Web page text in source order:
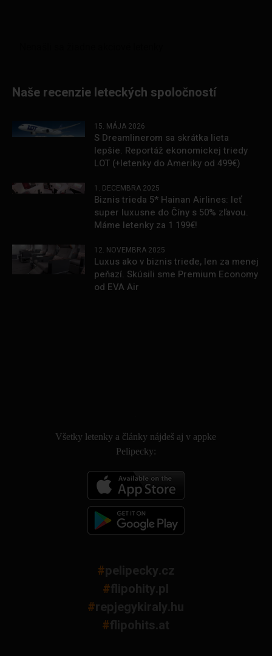
Naše recenzie leteckých spoločností
15. MÁJA 2026
S Dreamlinerom sa skrátka lieta
lepšie. Reportáž ekonomickej triedy
LOT (+letenky do Ameriky od 499€)
1. DECEMBRA 2025
Biznis trieda 5* Hainan Airlines: leť
super luxusne do Číny s 50% zľavou.
Máme letenky za 1 199€!
12. NOVEMBRA 2025
Luxus ako v biznis triede, len za menej
peňazí. Skúsili sme Premium Economy
od EVA Air
Všetky letenky a články nájdeš aj v appke
Pelipecky:
#pelipecky.cz
#flipohity.pl
#repjegykiraly.hu
#flipohits.at